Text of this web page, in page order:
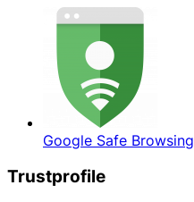
Google Safe Browsing
Trustprofile